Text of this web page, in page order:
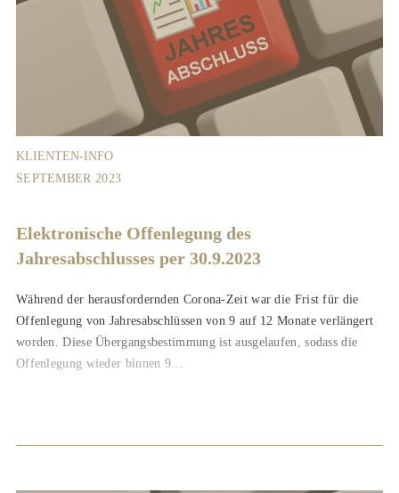
KLIENTEN-INFO
SEPTEMBER 2023
Elektronische Offenlegung des
Jahresabschlusses per 30.9.2023
Während der herausfordernden Corona-Zeit war die Frist für die
Offenlegung von Jahresabschlüssen von 9 auf 12 Monate verlängert
worden. Diese Übergangsbestimmung ist ausgelaufen, sodass die
Offenlegung wieder binnen 9...